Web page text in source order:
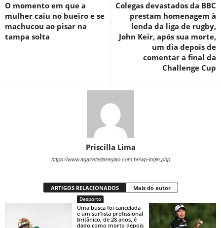
O momento em que a
mulher caiu no bueiro e se
machucou ao pisar na
tampa solta
Colegas devastados da BBC
prestam homenagem à
lenda da liga de rugby,
John Keir, após sua morte,
um dia depois de
comentar a final da
Challenge Cup
Priscilla Lima
https://www.agazetadaregiao.com.br/wp-login.php
ARTIGOS RELACIONADOS Mais do autor
Desporto
Uma busca foi cancelada
e um surfista profissional
britânico, de 28 anos, é
dado como morto depois